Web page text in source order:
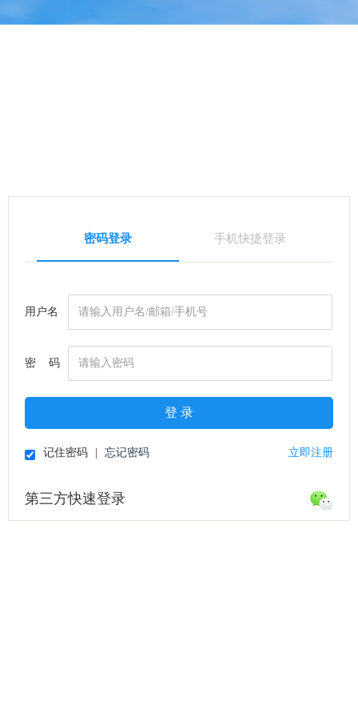
密码登录 手机快捷登录
用户名
密 码
登 录
记住密码 忘记密码 立即注册
第三方快速登录